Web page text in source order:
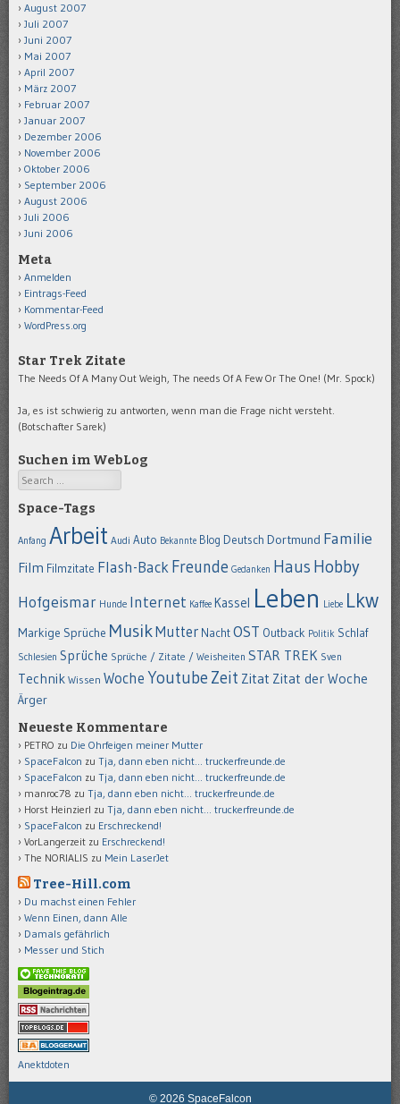
August 2007
Juli 2007
Juni 2007
Mai 2007
April 2007
März 2007
Februar 2007
Januar 2007
Dezember 2006
November 2006
Oktober 2006
September 2006
August 2006
Juli 2006
Juni 2006
Meta
Anmelden
Eintrags-Feed
Kommentar-Feed
WordPress.org
Star Trek Zitate
The Needs Of A Many Out Weigh, The needs Of A Few Or The One! (Mr. Spock)
Ja, es ist schwierig zu antworten, wenn man die Frage nicht versteht.
(Botschafter Sarek)
Suchen im WebLog
Search
Space-Tags
Anfang Arbeit Audi Auto Bekannte Blog Deutsch Dortmund Familie
Film Filmzitate Flash-BackFreunde Gedanken Haus Hobby
Hofgeismar Hunde Internet Kaffee Kassel Leben Liebe Lkw
Markige Sprüche MusikMutter NachtOST Outback Politik Schlaf
Schlesien Sprüche Sprüche / Zitate / Weisheiten STAR TREK Sven
Technik Wissen Woche Youtube Zeit Zitat Zitat der Woche
Ärger
Neueste Kommentare
PETRO zu Die Ohrfeigen meiner Mutter
SpaceFalcon zu Tja, dann eben nicht… truckerfreunde.de
SpaceFalcon zu Tja, dann eben nicht… truckerfreunde.de
manroc78 zu Tja, dann eben nicht… truckerfreunde.de
Horst Heinzierl zu Tja, dann eben nicht… truckerfreunde.de
SpaceFalcon zu Erschreckend!
VorLangerzeit zu Erschreckend!
The NORIALIS zu Mein LaserJet
Tree-Hill.com
Du machst einen Fehler
Wenn Einen, dann Alle
Damals gefährlich
Messer und Stich
Anektdoten
© 2026 SpaceFalcon